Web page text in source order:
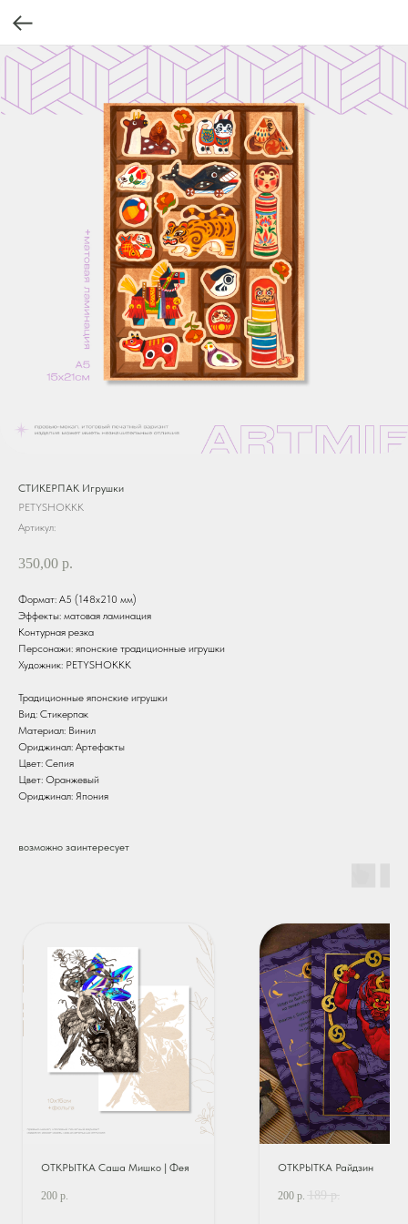
СТИКЕРПАК Игрушки
PETYSHOKKK
Артикул:
350,00 р.
Формат: А5 (148х210 мм)
Эффекты: матовая ламинация
Контурная резка
Персонажи: японские традиционные игрушки
Художник: PETYSHOKKK
Традиционные японские игрушки
Вид: Стикерпак
Материал: Винил
Ориджинал: Артефакты
Цвет: Сепия
Цвет: Оранжевый
Ориджинал: Япония
возможно заинтересует
ОТКРЫТКА Саша Мишко | Фея
200 р.
ОТКРЫТКА Райдзин
200 р. 189 р.